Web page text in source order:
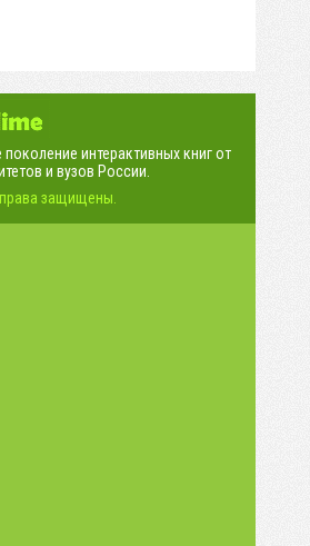
интерактивных книг от
и вузов России.
защищены.